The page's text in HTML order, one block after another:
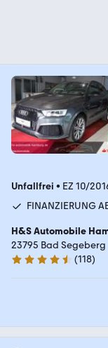
Unfallfrei • EZ 10/
FINANZIERUNG
H&S Automobile
23795 Bad Segeberg
4.6 Sterne
(118)